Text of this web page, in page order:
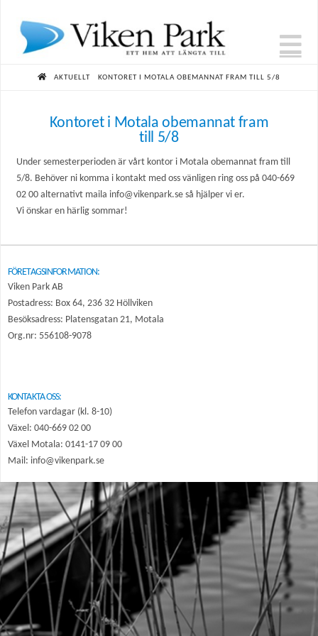
HOME
AKTUELLT KONTORET I MOTALA OBEMANNAT FRAM TILL 5/8
Kontoret i Motala obemannat fram
till 5/8
Under semesterperioden är vårt kontor i Motala obemannat fram till
5/8. Behöver ni komma i kontakt med oss vänligen ring oss på 040-669
02 00 alternativt maila info@vikenpark.se så hjälper vi er.
Vi önskar en härlig sommar!
FÖRETAGSINFORMATION:
Viken Park AB
Postadress: Box 64, 236 32 Höllviken
Besöksadress: Platensgatan 21, Motala
Org.nr: 556108-9078
KONTAKTA OSS:
Telefon vardagar (kl. 8-10)
Växel: 040-669 02 00
Växel Motala: 0141-17 09 00
Mail: info@vikenpark.se